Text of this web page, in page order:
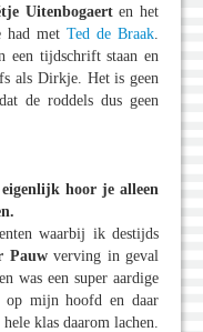
Uitenbogaerten het
had met Ted de Braak
een tijdschrift staan en
als Dirkje. Het is geen
de roddels dus geen
eigenlijk hoor je alleen
waarbij ik destijds
Pauwverving in geval
was een super aardige
op mijn hoofd en daar
klas daarom lachen.